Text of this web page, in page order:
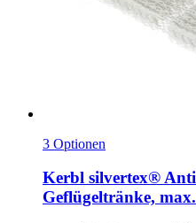
3 Optionen
Kerbl silvertex®
Geflügeltränke,